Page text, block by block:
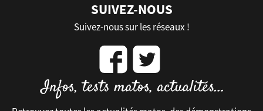
SUIVEZ-NOUS
Suivez-nous sur les réseaux !